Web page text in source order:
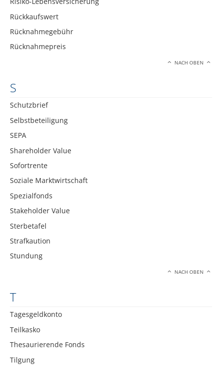
Rückkaufswert
Rücknahmegebühr
Rücknahmepreis
NACH OBEN
S
Schutzbrief
Selbstbeteiligung
SEPA
Shareholder Value
Sofortrente
Soziale Marktwirtschaft
Spezialfonds
Stakeholder Value
Sterbetafel
Strafkaution
Stundung
NACH OBEN
T
Tagesgeldkonto
Teilkasko
Thesaurierende Fonds
Tilgung